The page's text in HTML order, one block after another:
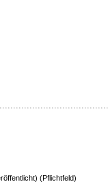
(Pflichtfeld)